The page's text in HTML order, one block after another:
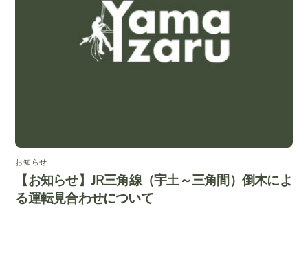
お知らせ
【お知らせ】JR三角線（宇土～三角間）倒木によ
る運転見合わせについて